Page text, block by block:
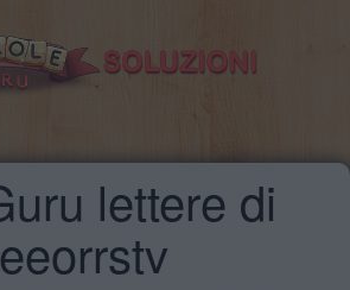
lettere di